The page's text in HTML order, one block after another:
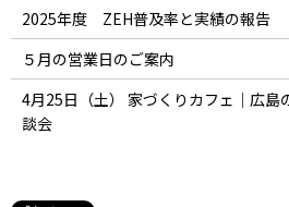
2025年度 ZEH普及率と実績の報告
５月の営業日のご案内
4月25日（土） 家づくりカフェ｜広島
談会